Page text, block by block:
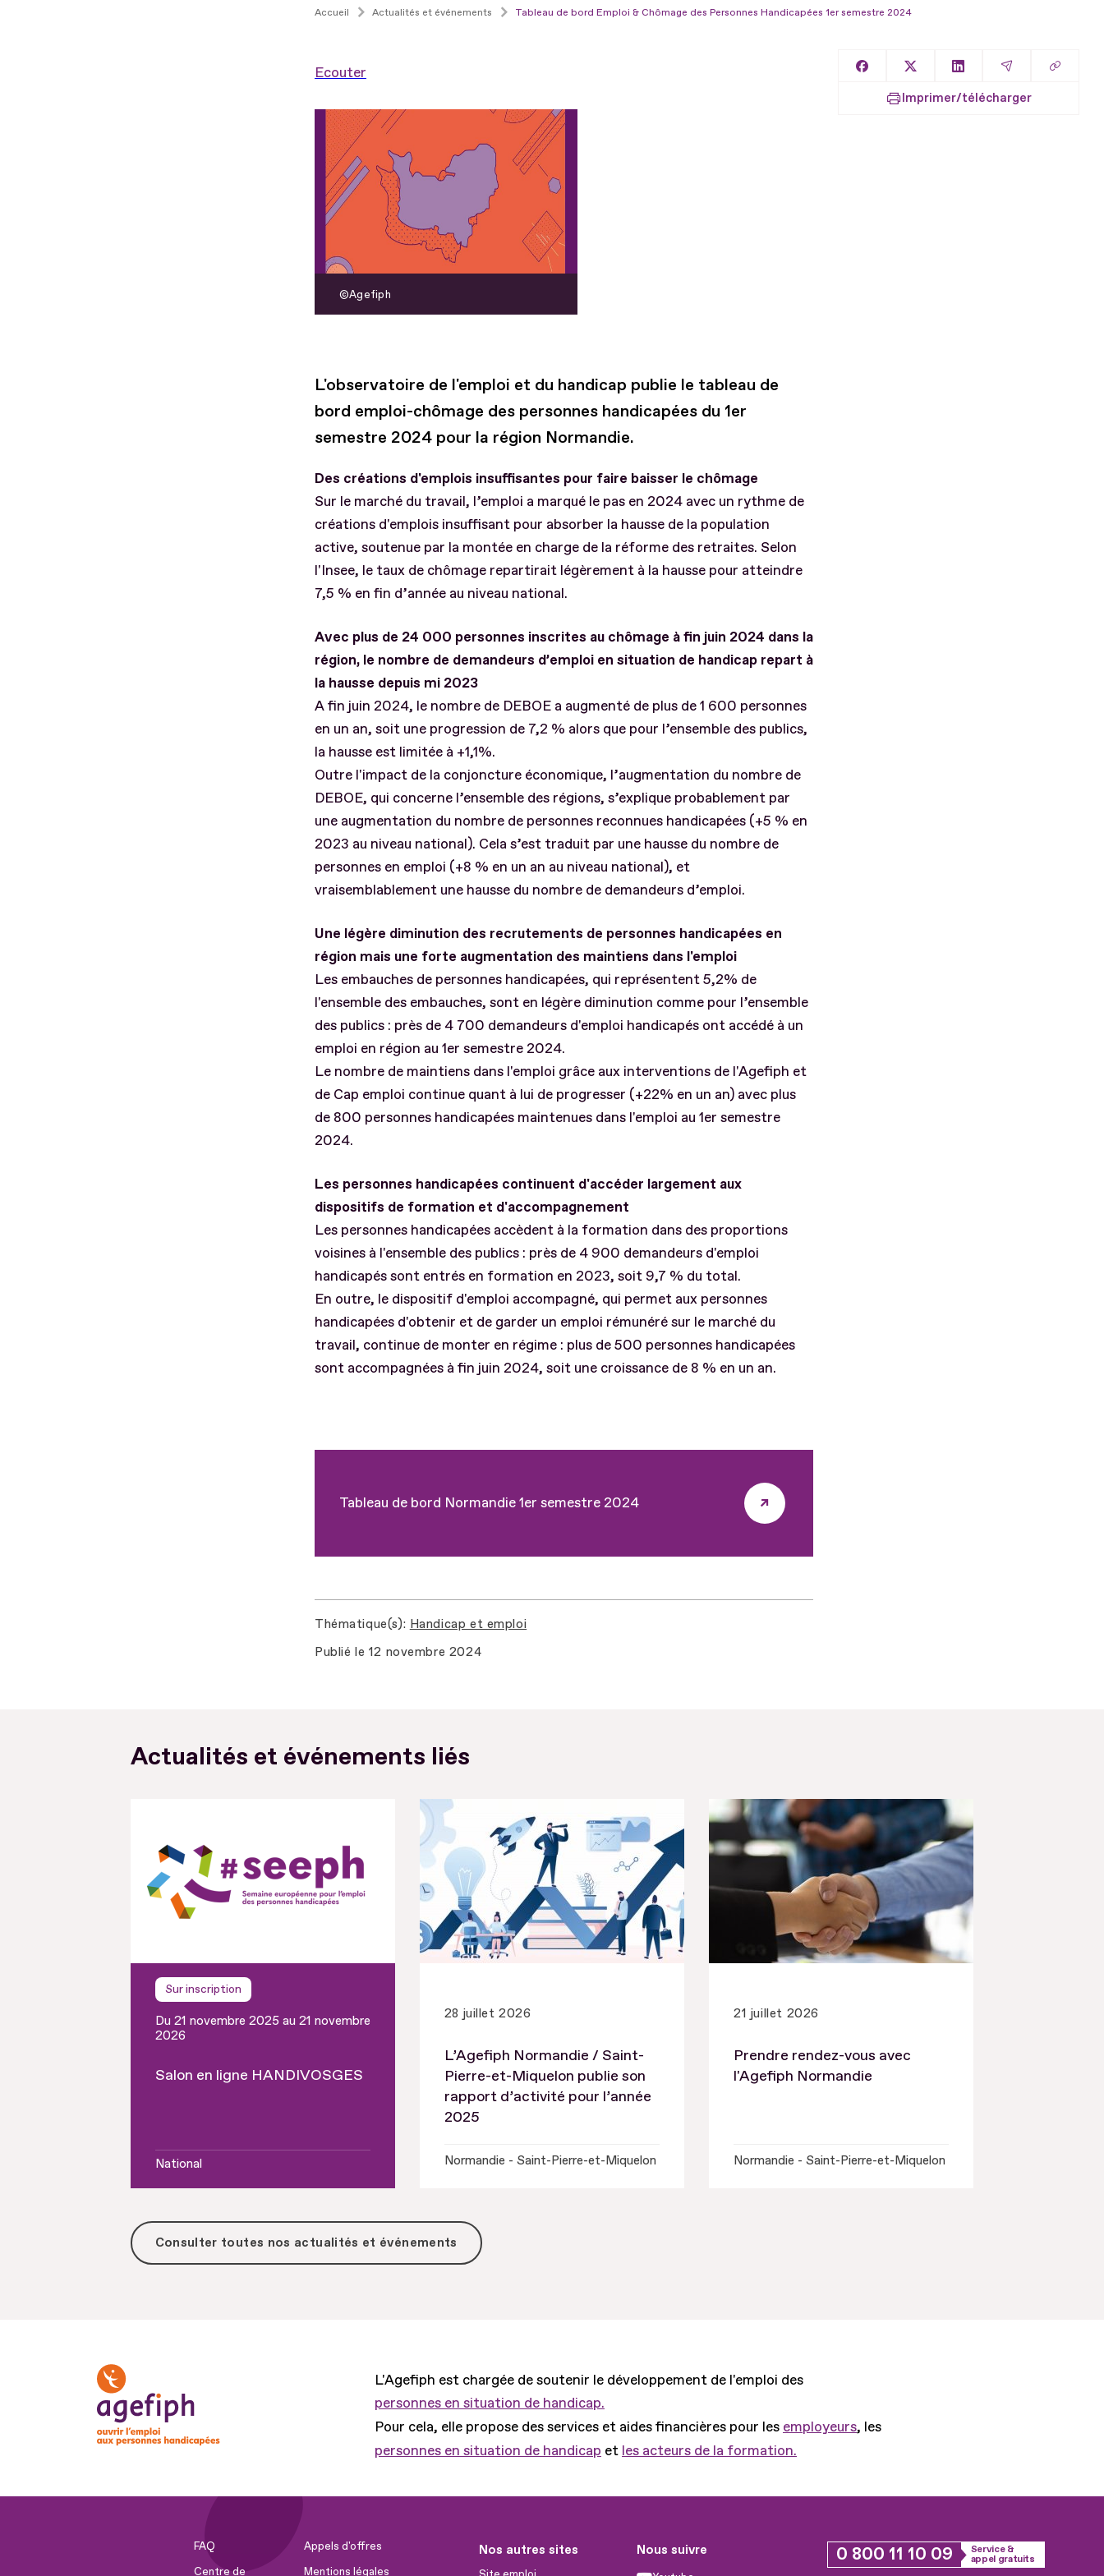
Accueil Actualités et événements Tableau de bord Emploi & Chômage des Personnes Handicapées 1er semestre 2024
Ecouter
Agefiph
L'observatoire de l'emploi et du handicap publie le tableau de
bord emploi-chômage des personnes handicapées du 1er
semestre 2024 pour la région Normandie.
Des créations d'emplois insuffisantes pour faire baisser le chômage
Sur le marché du travail, l’emploi a marqué le pas en 2024 avec un rythme de
créations d'emplois insuffisant pour absorber la hausse de la population
active, soutenue par la montée en charge de la réforme des retraites. Selon
l'Insee, le taux de chômage repartirait légèrement à la hausse pour atteindre
7,5 % en fin d’année au niveau national.
Avec plus de 24 000 personnes inscrites au chômage à fin juin 2024 dans la
région, le nombre de demandeurs d’emploi en situation de handicap repart à
la hausse depuis mi 2023
A fin juin 2024, le nombre de DEBOE a augmenté de plus de 1 600 personnes
en un an, soit une progression de 7,2 % alors que pour l’ensemble des publics,
la hausse est limitée à +1,1%.
Outre l'impact de la conjoncture économique, l’augmentation du nombre de
DEBOE, qui concerne l’ensemble des régions, s’explique probablement par
une augmentation du nombre de personnes reconnues handicapées (+5 % en
2023 au niveau national). Cela s’est traduit par une hausse du nombre de
personnes en emploi (+8 % en un an au niveau national), et
vraisemblablement une hausse du nombre de demandeurs d’emploi.
Une légère diminution des recrutements de personnes handicapées en
région mais une forte augmentation des maintiens dans l'emploi
Les embauches de personnes handicapées, qui représentent 5,2% de
l'ensemble des embauches, sont en légère diminution comme pour l’ensemble
des publics : près de 4 700 demandeurs d'emploi handicapés ont accédé à un
emploi en région au 1er semestre 2024.
Le nombre de maintiens dans l'emploi grâce aux interventions de l'Agefiph et
de Cap emploi continue quant à lui de progresser (+22% en un an) avec plus
de 800 personnes handicapées maintenues dans l'emploi au 1er semestre
2024.
Les personnes handicapées continuent d'accéder largement aux
dispositifs de formation et d'accompagnement
Les personnes handicapées accèdent à la formation dans des proportions
voisines à l'ensemble des publics : près de 4 900 demandeurs d'emploi
handicapés sont entrés en formation en 2023, soit 9,7 % du total.
En outre, le dispositif d'emploi accompagné, qui permet aux personnes
handicapées d'obtenir et de garder un emploi rémunéré sur le marché du
travail, continue de monter en régime : plus de 500 personnes handicapées
sont accompagnées à fin juin 2024, soit une croissance de 8 % en un an.
Tableau de bord Normandie 1er semestre 2024
Thématique(s) Handicap et emploi
Publié le 12 novembre 2024
Partager sur Facebook
Partager sur XPartager sur LinkedIn
Partager par
Copier
Imprimer/télécharger
Actualités et événements liés
Sur inscription
Du 21 novembre 2025 au 21 novembre
2026
Salon en ligne HANDIVOSGES
National
28 juillet 2026
L’Agefiph Normandie / Saint-
Pierre-et-Miquelon publie son
rapport d’activité pour l’année
2025
Normandie - Saint-Pierre-et-Miquelon
21 juillet 2026
Prendre rendez-vous avec
l'Agefiph Normandie
Normandie - Saint-Pierre-et-Miquelon
Consulter toutes nos actualités et événements
L'Agefiph est chargée de soutenir le développement de l'emploi des
personnes en situation de handicap.
Pour cela, elle propose des services et aides financières pour les employeurs, les
personnes en situation de handicap et les acteurs de la formation.
FAQ
Appels d'offres
Centre de
Mentions légales
Nos autres sites Nous suivre 0 800 11 10 09
Service &
appel gratuits